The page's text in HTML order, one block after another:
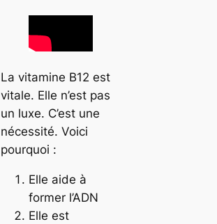
La vitamine B12 est
vitale. Elle n’est pas
un luxe. C’est une
nécessité. Voici
pourquoi :
Elle aide à
former l’ADN
Elle est